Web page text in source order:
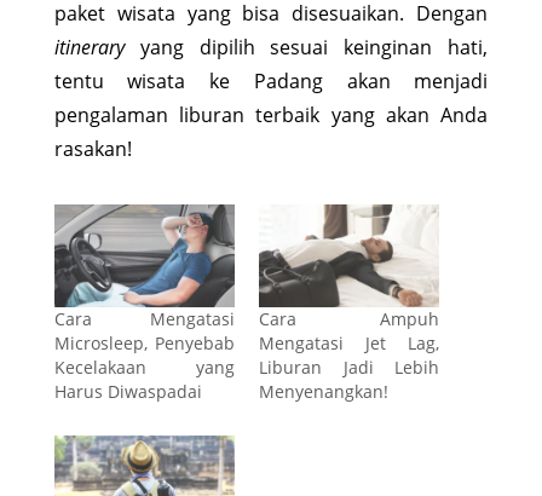
paket wisata yang bisa disesuaikan. Dengan
itineraryyang dipilih sesuai keinginan hati,
tentu wisata ke Padang akan menjadi
pengalaman liburan terbaik yang akan Anda
rasakan!
Cara Mengatasi
Microsleep, Penyebab
Kecelakaan yang
Harus Diwaspadai
Cara Ampuh
Mengatasi Jet Lag,
Liburan Jadi Lebih
Menyenangkan!